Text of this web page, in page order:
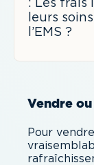
: Les frais
leurs
l’EMS ?
Vendre
Pour